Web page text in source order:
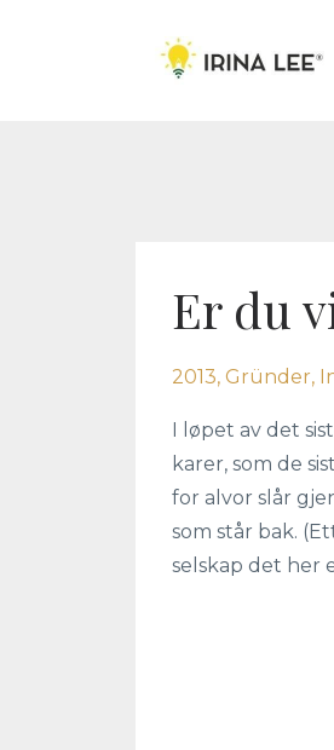
Er du
2013 Gründer
I løpet av det
karer, som de
for alvor slår
som står bak.
selskap det her